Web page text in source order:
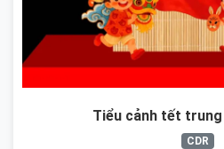
Tiểu cảnh tết
CDR